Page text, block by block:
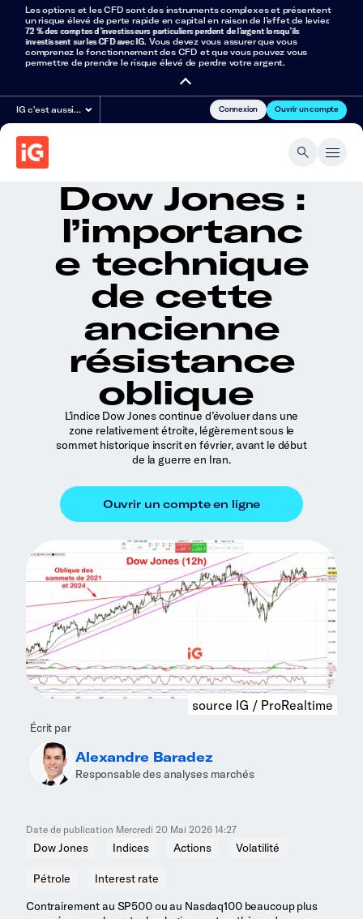
Les options et les CFD sont des instruments complexes et présentent
un risque élevé de perte rapide en capital en raison de l’effet de levier.
72 % des comptes d’investisseurs particuliers perdent de l’argent lorsqu’ils
investissent sur les CFD avec IG. Vous devez vous assurer que vous
comprenez le fonctionnement des CFD et que vous pouvez vous
permettre de prendre le risque élevé de perdre votre argent.
IG c'est aussi… Connexion Ouvrir un compte
Dow Jones :
l’importanc
e technique
de cette
ancienne
résistance
oblique
L’indice Dow Jones continue d’évoluer dans une
zone relativement étroite, légèrement sous le
sommet historique inscrit en février, avant le début
de la guerre en Iran.
source IG / ProRealtime
Écrit par
Alexandre Baradez
Responsable des analyses marchés
Date de publication Mercredi 20 Mai 2026 14:27
Dow Jones Indices Actions Volatilité
Pétrole
Interest rate
Contrairement au SP500 ou au Nasdaq100 beaucoup plus